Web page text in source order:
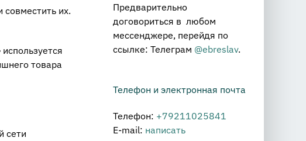
их.
товара
сети
Предварительно
договориться в любом
мессенджере, перейдя по
ссылке: Телеграм @ebreslav.
Телефон и электронная почта
Телефон: +79211025841
E-mail: написать